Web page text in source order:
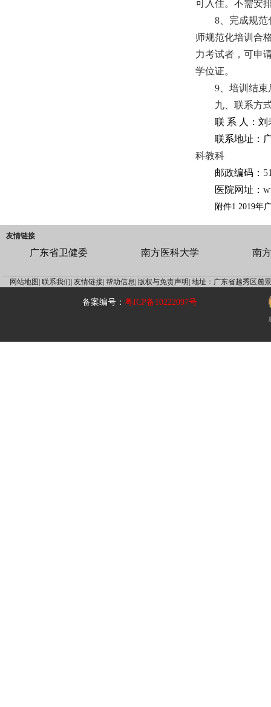
可入住。不需安
8、完成规
师规范化培训合
力考试者，可申
学位证。
9、培训结
九、联系方
联 系 人：刘
联系地址：
科教科
邮政编码：
医院网址：
附件1 2019年
友情链接
广东省卫健委 南方医科大学 南
网站地图| 联系我们| 友情链接| 帮助信息| 版权与免责声明| 地址：广东省越秀区麓
备案编号：粤ICP备10222097号